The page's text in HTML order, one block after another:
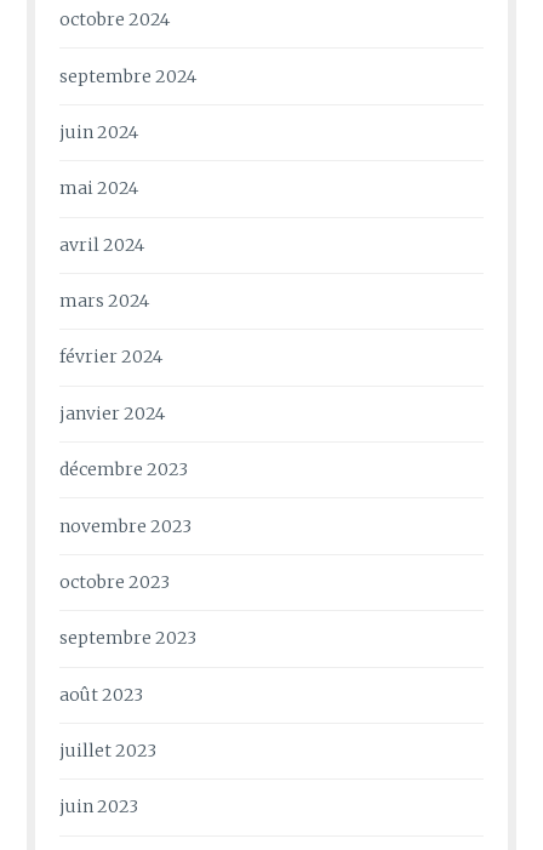
octobre 2024
septembre 2024
juin 2024
mai 2024
avril 2024
mars 2024
février 2024
janvier 2024
décembre 2023
novembre 2023
octobre 2023
septembre 2023
août 2023
juillet 2023
juin 2023